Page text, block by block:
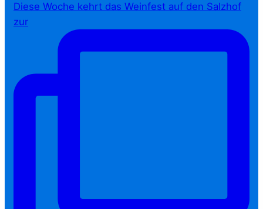
Diese Woche kehrt das Weinfest auf den Salzhof
zur